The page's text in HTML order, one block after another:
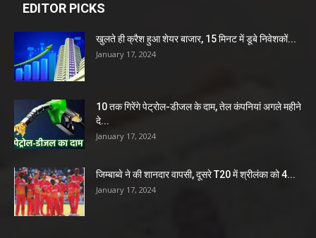
EDITOR PICKS
खुलते ही क्रैश हुआ शेयर बाजार, 15 मिनट में डूबे निवेशकों...
January 17, 2024
10 तक गिरेंगे पेट्रोल-डीजल के दाम, तेल कंपनियां अगले महीने
दे...
January 17, 2024
जिम्बाब्वे ने की शानदार वापसी, दूसरे T20 में श्रीलंका को 4...
January 17, 2024